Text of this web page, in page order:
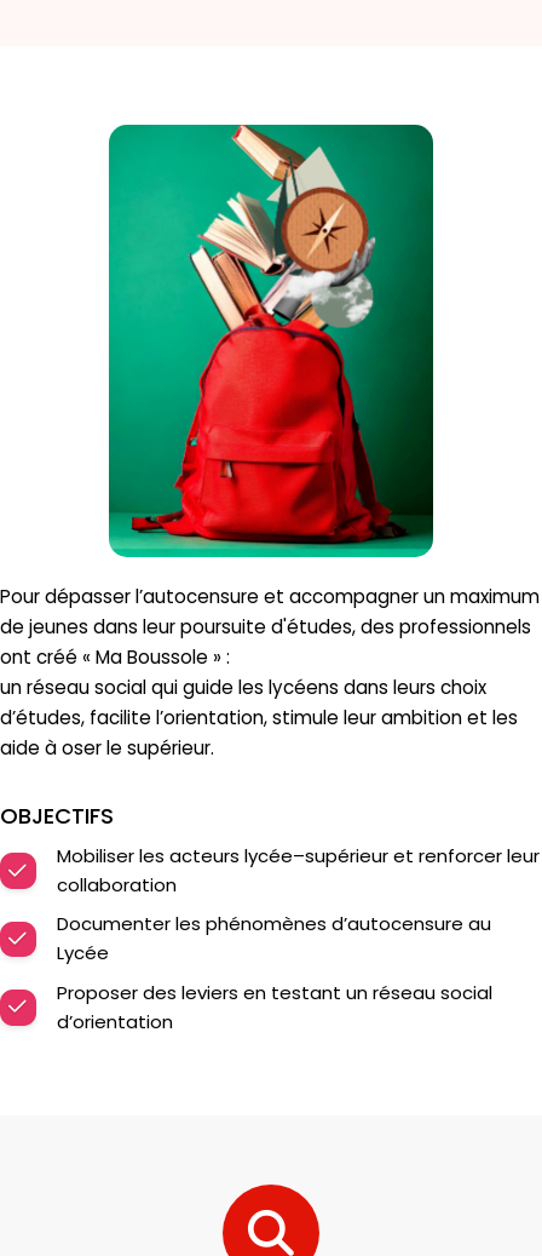
Pour dépasser l’autocensure et accompagner un maximum
de jeunes dans leur poursuite d'études, des professionnels
ont créé « Ma Boussole » :
un réseau social qui guide les lycéens dans leurs choix
d’études, facilite l’orientation, stimule leur ambition et les
aide à oser le supérieur.
OBJECTIFS
Mobiliser les acteurs lycée–supérieur et renforcer leur
collaboration
Documenter les phénomènes d’autocensure au
Lycée
Proposer des leviers en testant un réseau social
d’orientation